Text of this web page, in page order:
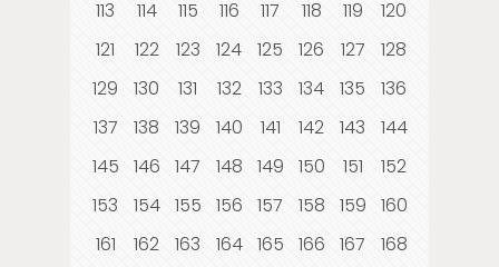
113
114 115 116 117 118 119
120
121
122 123 124 125 126 127
128
129
130 131 132 133 134 135
136
137
138 139 140 141 142 143
144
145
146 147 148 149 150 151
152
153
154 155 156 157 158 159
160
161
162 163 164 165 166 167 168